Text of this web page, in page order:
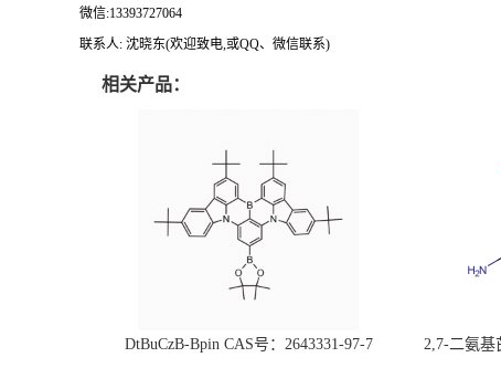
微信:13393727064
联系人: 沈晓东(欢迎致电,或QQ、微信联系)
相关产品：
DtBuCzB-Bpin CAS号：2643331-97-7
2,7-二氨基